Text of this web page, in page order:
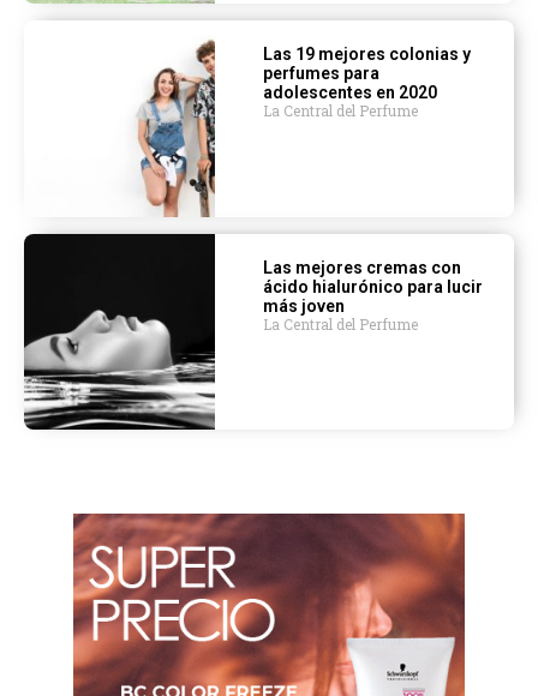
Las 19 mejores colonias y
perfumes para
adolescentes en 2020
La Central del Perfume
Las mejores cremas con
ácido hialurónico para lucir
más joven
La Central del Perfume